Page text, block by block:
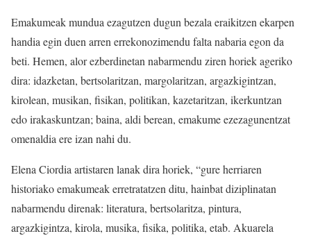
Emakumeak mundua ezagutzen dugun bezala eraikitzen ekarpen
handia egin duen arren errekonozimendu falta nabaria egon da
beti. Hemen, alor ezberdinetan nabarmendu ziren horiek ageriko
dira: idazketan, bertsolaritzan, margolaritzan, argazkigintzan,
kirolean, musikan, fisikan, politikan, kazetaritzan, ikerkuntzan
edo irakaskuntzan; baina, aldi berean, emakume ezezagunentzat
omenaldia ere izan nahi du.
Elena Ciordia artistaren lanak dira horiek, “gure herriaren
historiako emakumeak erretratatzen ditu, hainbat diziplinatan
nabarmendu direnak: literatura, bertsolaritza, pintura,
argazkigintza, kirola, musika, fisika, politika, etab. Akuarela